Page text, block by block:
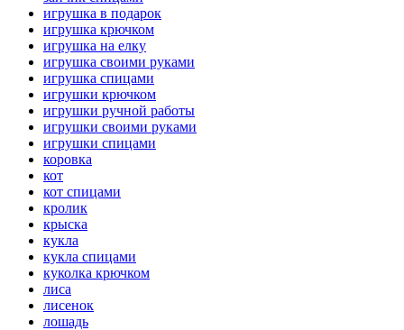
игрушка в подарок
игрушка крючком
игрушка на елку
игрушка своими руками
игрушка спицами
игрушки крючком
игрушки ручной работы
игрушки своими руками
игрушки спицами
коровка
кот
кот спицами
кролик
крыска
кукла
кукла спицами
куколка крючком
лиса
лисенок
лошадь